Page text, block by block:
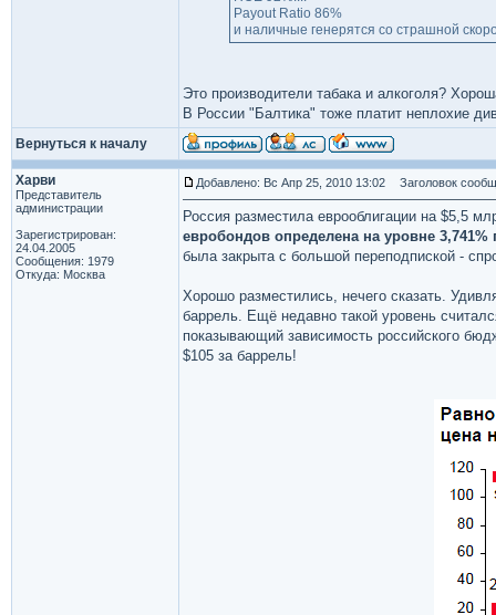
Payout Ratio 86%
и наличные генерятся со страшной
Это производители табака и алкоголя?
В России "Балтика" тоже платит неплохие
Вернуться к началу
Харви
Представитель
администрации
Зарегистрирован:
24.04.2005
Сообщения: 1979
Откуда: Москва
Добавлено: Вс Апр 25, 2010 13:02 Заголовок
Россия разместила еврооблигации на $5,5
евробондов определена на уровне
была закрыта с большой переподпиской -
Хорошо разместились, нечего сказать.
баррель. Ещё недавно такой уровень
показывающий зависимость российского
$105 за баррель!